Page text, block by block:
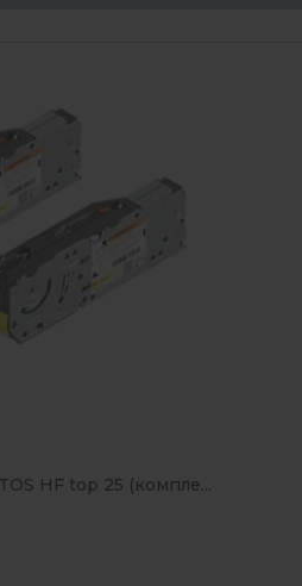
HF top 25 (компле...